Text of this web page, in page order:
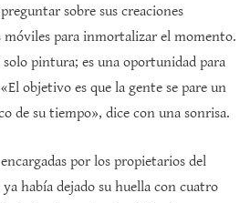
sobre sus creaciones
móviles para inmortalizar el momento.
solo pintura; es una oportunidad para
objetivo es que la gente se pare un
de su tiempo», dice con una sonrisa.
por los propietarios del
había dejado su huella con cuatro